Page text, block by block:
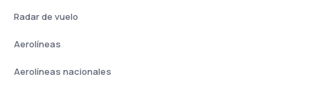
Radar de vuelo
Aerolíneas
Aerolíneas nacionales